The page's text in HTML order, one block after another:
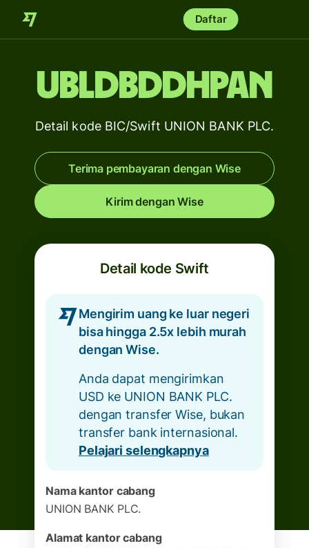
Daftar
UBLDBDDHPAN
Detail kode BIC/Swift UNION BANK PLC.
Terima pembayaran dengan Wise
Kirim dengan Wise
Detail kode Swift
Mengirim uang ke luar negeri
bisa hingga 2.5x lebih murah
dengan Wise.
Anda dapat mengirimkan
USD ke UNION BANK PLC.
dengan transfer Wise, bukan
transfer bank internasional.
Pelajari selengkapnya
Nama kantor cabang
UNION BANK PLC.
Alamat kantor cabang